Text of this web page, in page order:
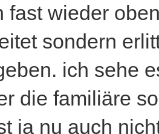
fast wieder
sondern
ich sehe
die familiäre
ja nu auch